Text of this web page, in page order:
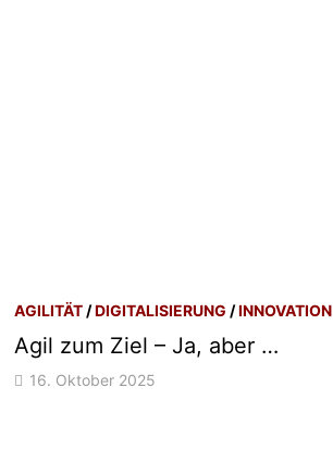
AGILITÄT /DIGITALISIERUNG /INNOVATION
Agil zum Ziel – Ja, aber …
16. Oktober 2025